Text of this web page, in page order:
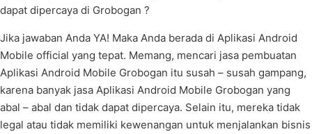
dapat dipercaya di Grobogan ?
Jika jawaban Anda YA! Maka Anda berada di Aplikasi Android
Mobile official yang tepat. Memang, mencari jasa pembuatan
Aplikasi Android Mobile Grobogan itu susah – susah gampang,
karena banyak jasa Aplikasi Android Mobile Grobogan yang
abal – abal dan tidak dapat dipercaya. Selain itu, mereka tidak
legal atau tidak memiliki kewenangan untuk menjalankan bisnis